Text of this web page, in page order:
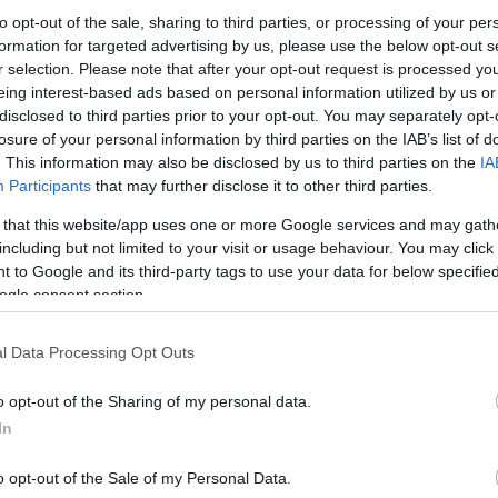
opt-out of the sale, sharing to third parties, or processing of your
for targeted advertising by us, please use the below opt-out
selection. Please note that after your opt-out request is processed
interest-based ads based on personal information utilized by us
to third parties prior to your opt-out. You may separately
of your personal information by third parties on the IAB’s list of
This information may also be disclosed by us to third parties on the
Participants that may further disclose it to other third parties.
that this website/app uses one or more Google services and may
but not limited to your visit or usage behaviour. You may
to Google and its third-party tags to use your data for below
consent section.
Data Processing Opt Outs
opt-out of the Sharing of my personal data.
opt-out of the Sale of my Personal Data.
κατάταξη, με τους Αργυρόπουλο Άγγελο-
Πιστόλι Παίδων Β’ Αγόρια: Ο Παναθηναϊκός ΑΟ
ομαδική κατάταξη, με τους Λουκόπουλο Ηλία-
Βασίλειο. Την ίδια ώρα στη Μαλακάσα, οι
Παναγιώτης-Παππούς Κώστας-Κοτταράς
Στάνταρντ Πιστόλι 25m και κατακτούσαν την
κατάταξη. 4 ομαδικές τρίτες θέσεις λοιπόν για
πρωτάθλημα αύριο Κυριακή, 3 Οκτώβρη, στον